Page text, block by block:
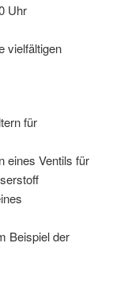
Uhr
vielfältigen
für
eines Ventils für
Beispiel der